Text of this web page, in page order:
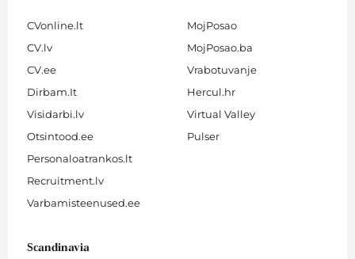
CVonline.lt
CV.lv
CV.ee
Dirbam.It
Visidarbi.lv
Otsintood.ee
Personaloatrankos.lt
Recruitment.lv
Varbamisteenused.ee
MojPosao
MojPosao.ba
Vrabotuvanje
Hercul.hr
Virtual Valley
Pulser
Scandinavia